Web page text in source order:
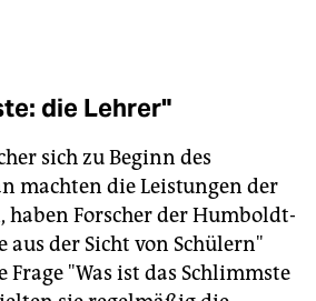
die Lehrer"
sich zu Beginn des
machten die Leistungen der
haben Forscher der Humboldt-
aus der Sicht von Schülern"
"Was ist das Schlimmste